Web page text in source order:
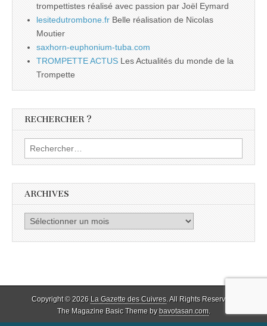
trompettistes réalisé avec passion par Joël Eymard
lesitedutrombone.fr Belle réalisation de Nicolas
Moutier
saxhorn-euphonium-tuba.com
TROMPETTE ACTUS Les Actualités du monde de la
Trompette
RECHERCHER ?
Rechercher :
ARCHIVES
Archives
Copyright © 2026 La Gazette des Cuivres. All Rights Reserved.
The Magazine Basic Theme bybavotasan.com.